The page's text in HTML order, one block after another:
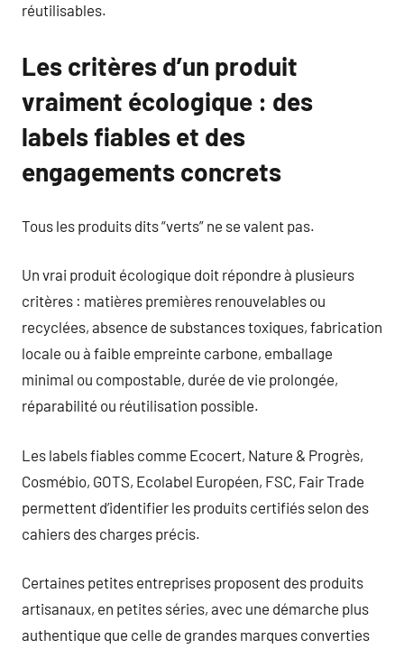
réutilisables.
Les critères d’un produit
vraiment écologique : des
labels fiables et des
engagements concrets
Tous les produits dits “verts” ne se valent pas.
Un vrai produit écologique doit répondre à plusieurs
critères : matières premières renouvelables ou
recyclées, absence de substances toxiques, fabrication
locale ou à faible empreinte carbone, emballage
minimal ou compostable, durée de vie prolongée,
réparabilité ou réutilisation possible.
Les labels fiables comme Ecocert, Nature & Progrès,
Cosmébio, GOTS, Ecolabel Européen, FSC, Fair Trade
permettent d’identifier les produits certifiés selon des
cahiers des charges précis.
Certaines petites entreprises proposent des produits
artisanaux, en petites séries, avec une démarche plus
authentique que celle de grandes marques converties